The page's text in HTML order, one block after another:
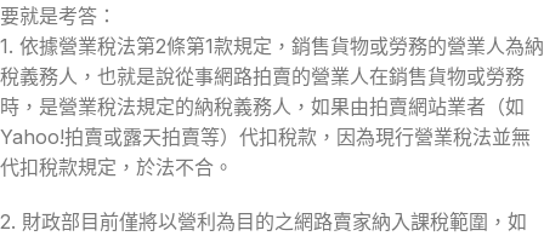
要就是考答：
1. 依據營業稅法第2條第1款規定，銷售貨物或勞務的營業人為納
稅義務人，也就是說從事網路拍賣的營業人在銷售貨物或勞務
時，是營業稅法規定的納稅義務人，如果由拍賣網站業者（如
Yahoo!拍賣或露天拍賣等）代扣稅款，因為現行營業稅法並無
代扣稅款規定，於法不合。
2. 財政部目前僅將以營利為目的之網路賣家納入課稅範圍，如